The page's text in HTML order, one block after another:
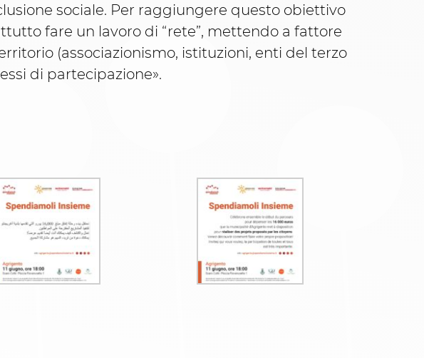
sociale. Per raggiungere questo obiettivo
fare un lavoro di “rete”, mettendo a fattore
(associazionismo, istituzioni, enti del terzo
di partecipazione».